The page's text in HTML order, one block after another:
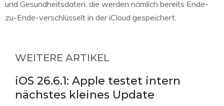
und Gesundheitsdaten, die werden nämlich bereits Ende-
zu-Ende-verschlüsselt in der iCloud gespeichert.
WEITERE ARTIKEL
iOS 26.6.1: Apple testet intern
nächstes kleines Update